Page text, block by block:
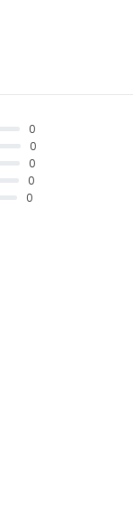
0
0
0
0
0